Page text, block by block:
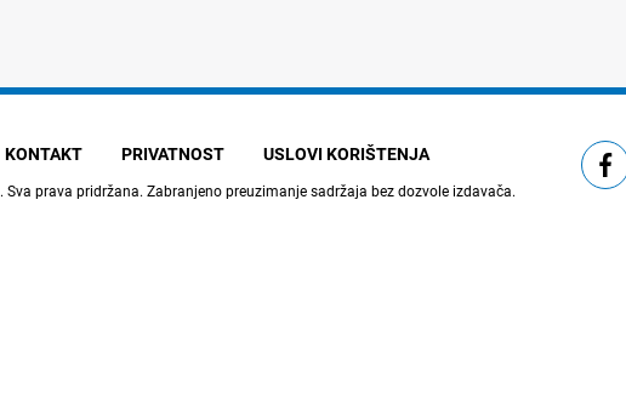
KONTAKT PRIVATNOST USLOVI KORIŠTENJA
. Sva prava pridržana. Zabranjeno preuzimanje sadržaja bez dozvole izdavača.